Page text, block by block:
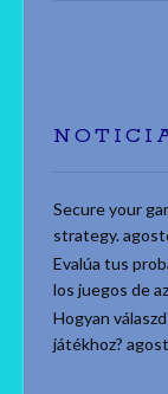
Secure your
strategy.
Evalúa tus
los juegos de
Hogyan
játékhoz?